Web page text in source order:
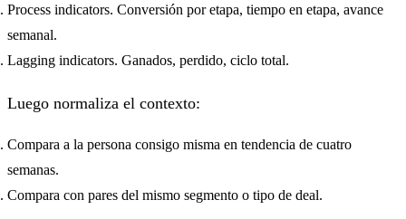
Process indicators. Conversión por etapa, tiempo en etapa, avance
semanal.
Lagging indicators. Ganados, perdido, ciclo total.
Luego normaliza el contexto:
Compara a la persona consigo misma en tendencia de cuatro
semanas.
Compara con pares del mismo segmento o tipo de deal.